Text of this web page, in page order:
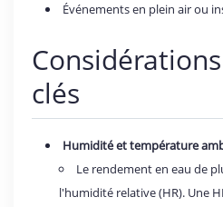
Événements en plein air ou
clés
Humidité et température
Le rendement en eau de
l'humidité relative (HR). Une